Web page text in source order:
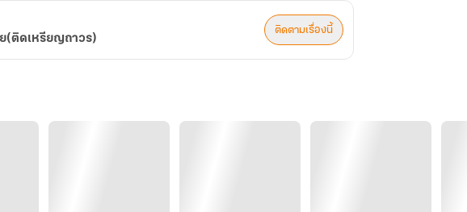
ย(ติดเหรียญถาวร)
ติดตามเรื่องนี้